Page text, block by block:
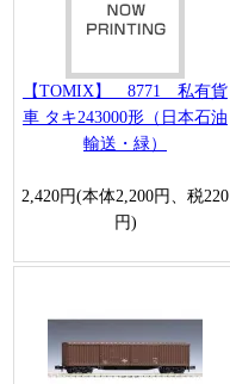
【TOMIX】 8771 私有貨
車 タキ243000形（日本石油
輸送・緑）
2,420円(本体2,200円、税220
円)